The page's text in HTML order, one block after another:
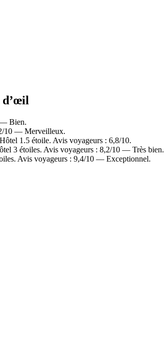
d’œil
— Bien.
10 — Merveilleux.
1.5 étoile. Avis voyageurs : 6,8/10.
3 étoiles. Avis voyageurs : 8,2/10 — Très bien.
Avis voyageurs : 9,4/10 — Exceptionnel.